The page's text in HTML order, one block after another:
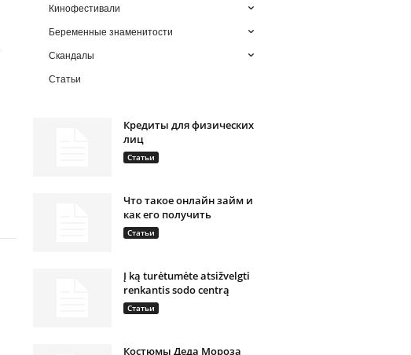
Кинофестивали
Беременные знаменитости
Скандалы
Статьи
Кредиты для физических
лиц
Статьи
Что такое онлайн займ и
как его получить
Статьи
Į ką turėtumėte atsižvelgti
renkantis sodo centrą
Статьи
Костюмы Деда Мороза